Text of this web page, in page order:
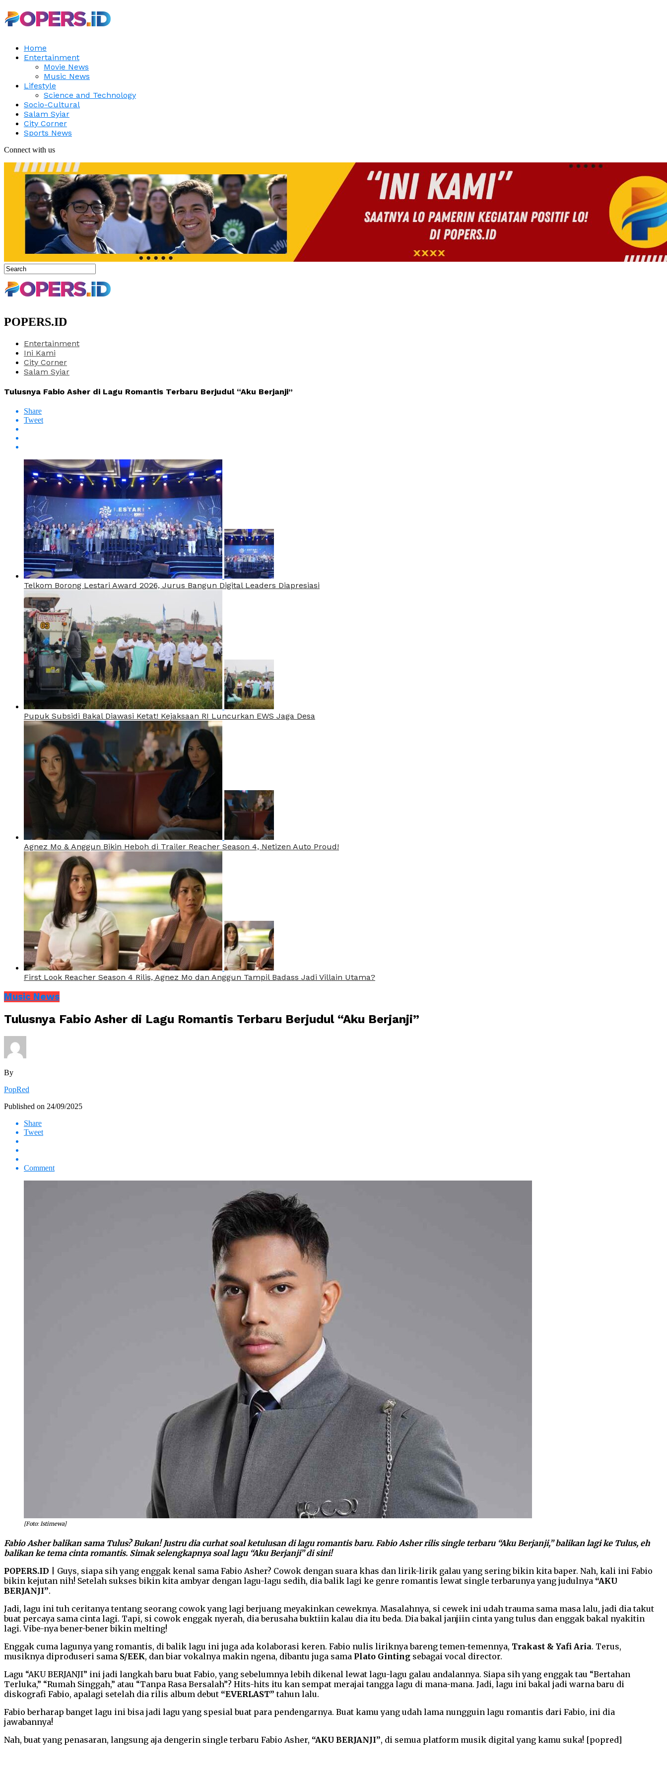
Home
Entertainment
Movie News
Music News
Lifestyle
Science and Technology
Socio-Cultural
Salam Syiar
City Corner
Sports News
Connect with us
POPERS.ID
Entertainment
Ini Kami
City Corner
Salam Syiar
Tulusnya Fabio Asher di Lagu Romantis Terbaru Berjudul “Aku Berjanji”
Share
Tweet
Telkom Borong Lestari Award 2026, Jurus Bangun Digital Leaders Diapresiasi
Pupuk Subsidi Bakal Diawasi Ketat! Kejaksaan RI Luncurkan EWS Jaga Desa
Agnez Mo & Anggun Bikin Heboh di Trailer Reacher Season 4, Netizen Auto Proud!
First Look Reacher Season 4 Rilis, Agnez Mo dan Anggun Tampil Badass Jadi Villain Utama?
Music News
Tulusnya Fabio Asher di Lagu Romantis Terbaru Berjudul “Aku Berjanji”
By
PopRed
Published on 24/09/2025
Share
Tweet
Comment
[Foto: Istimewa]
Fabio Asher balikan sama Tulus? Bukan! Justru dia curhat soal ketulusan di lagu romantis baru. Fabio Asher rilis single terbaru “Aku Berjanji,” balikan lagi ke Tulus, eh
balikan ke tema cinta romantis. Simak selengkapnya soal lagu “Aku Berjanji” di sini!
POPERS.ID | Guys, siapa sih yang enggak kenal sama Fabio Asher? Cowok dengan suara khas dan lirik-lirik galau yang sering bikin kita baper. Nah, kali ini Fabio
bikin kejutan nih! Setelah sukses bikin kita ambyar dengan lagu-lagu sedih, dia balik lagi ke genre romantis lewat single terbarunya yang judulnya “AKU
BERJANJI”.
Jadi, lagu ini tuh ceritanya tentang seorang cowok yang lagi berjuang meyakinkan ceweknya. Masalahnya, si cewek ini udah trauma sama masa lalu, jadi dia takut
buat percaya sama cinta lagi. Tapi, si cowok enggak nyerah, dia berusaha buktiin kalau dia itu beda. Dia bakal janjiin cinta yang tulus dan enggak bakal nyakitin
lagi. Vibe-nya bener-bener bikin melting!
Enggak cuma lagunya yang romantis, di balik lagu ini juga ada kolaborasi keren. Fabio nulis liriknya bareng temen-temennya, Trakast & Yafi Aria. Terus,
musiknya diproduseri sama S/EEK, dan biar vokalnya makin ngena, dibantu juga sama Plato Ginting sebagai vocal director.
Lagu “AKU BERJANJI” ini jadi langkah baru buat Fabio, yang sebelumnya lebih dikenal lewat lagu-lagu galau andalannya. Siapa sih yang enggak tau “Bertahan
Terluka,” “Rumah Singgah,” atau “Tanpa Rasa Bersalah”? Hits-hits itu kan sempat merajai tangga lagu di mana-mana. Jadi, lagu ini bakal jadi warna baru di
diskografi Fabio, apalagi setelah dia rilis album debut “EVERLAST” tahun lalu.
Fabio berharap banget lagu ini bisa jadi lagu yang spesial buat para pendengarnya. Buat kamu yang udah lama nungguin lagu romantis dari Fabio, ini dia
jawabannya!
Nah, buat yang penasaran, langsung aja dengerin single terbaru Fabio Asher, “AKU BERJANJI”, di semua platform musik digital yang kamu suka! [popred]